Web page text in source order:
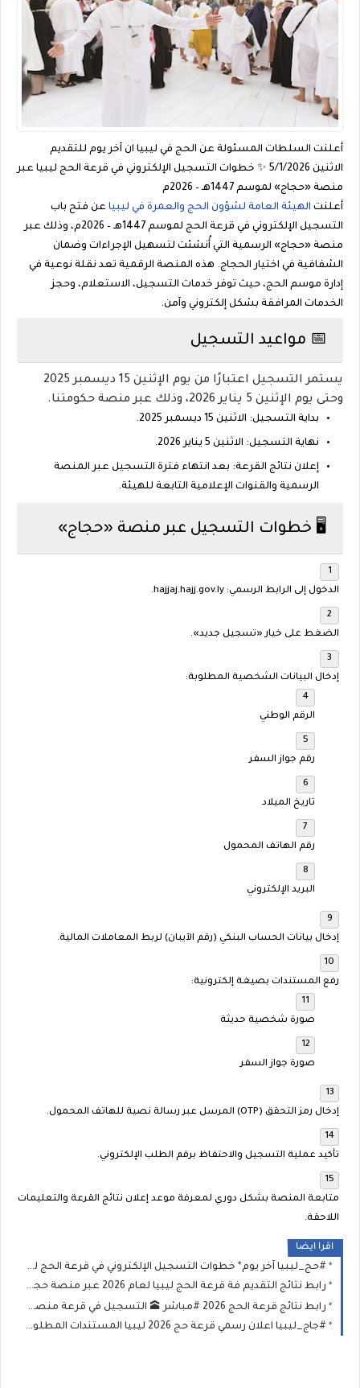
أعلنت السلطات المسئولة عن الحج في ليبيا ان آخر يوم للتقديم
الاثنين 5/1/2026 ✨ خطوات التسجيل الإلكتروني في قرعة الحج ليبيا عبر
منصة «حجاج» لموسم 1447هـ – 2026م
أعلنت الهيئة العامة لشؤون الحج والعمرة في ليبيا عن فتح باب
التسجيل الإلكتروني في قرعة الحج لموسم 1447هـ – 2026م
، وذلك عبر
منصة «حجاج» الرسمية التي أُنشئت لتسهيل الإجراءات وضمان
الشفافية في اختيار الحجاج. هذه المنصة الرقمية تعد نقلة نوعية في
إدارة موسم الحج، حيث توفر خدمات التسجيل، الاستعلام، وحجز
الخدمات المرافقة بشكل إلكتروني وآمن.
📅 مواعيد التسجيل
يستمر التسجيل اعتبارًا من يوم الإثنين 15 ديسمبر 2025
وحتى يوم الإثنين 5 يناير 2026، وذلك عبر منصة حكومتنا.
بداية التسجيل: الاثنين 15 ديسمبر 2025 .
نهاية التسجيل: الاثنين 5 يناير 2026 .
إعلان نتائج القرعة: بعد انتهاء فترة التسجيل عبر المنصة
الرسمية والقنوات الإعلامية التابعة للهيئة.
🖥️ خطوات التسجيل عبر منصة «حجاج»
الدخول إلى الرابط الرسمي: hajjaj.hajj.gov.ly
.
الضغط على خيار«تسجيل جديد».
إدخال البيانات الشخصية المطلوبة:
الرقم الوطني
رقم جواز السفر
تاريخ الميلاد
رقم الهاتف المحمول
البريد الإلكتروني
إدخال بيانات الحساب البنكي (رقم الآيبان) لربط المعاملات المالية.
رفع المستندات بصيغة إلكترونية:
صورة شخصية حديثة
صورة جواز السفر
إدخال رمز التحقق (OTP) المرسل عبر رسالة نصية للهاتف المحمول.
تأكيد عملية التسجيل والاحتفاظ برقم الطلب الإلكتروني.
متابعة المنصة بشكل دوري لمعرفة موعد إعلان نتائج القرعة والتعليمات
اللاحقة.
اقرا ايضا
#حج_ليبيا آخر يوم* خطوات التسجيل الإلكتروني في قرعة الحج ليبيا رابط التقديم عبر منصة "حجاج" لموسم 1447-2026 شفافية عالية
رابط نتائج التقديم فة قرعة الحج ليبيا لعام 2026 عبر منصة حجاج الاستعلام عن أسماء الفائزين في قرعة الحج
رابط نتائج قرعة الحج 2026 #مباشر 🕋 التسجيل في قرعة منصة «حجاج» | مواعيد قرعة الحج 2026 في ليبيا ورابط الشرح والتقديم
#جاج_ليبيا اعلان رسمي قرعة حج 2026 ليبيا المستندات المطلوبة وطريقة التسجيل في قرعة الحج بمنصة حجاج ليبيا 2026-1447